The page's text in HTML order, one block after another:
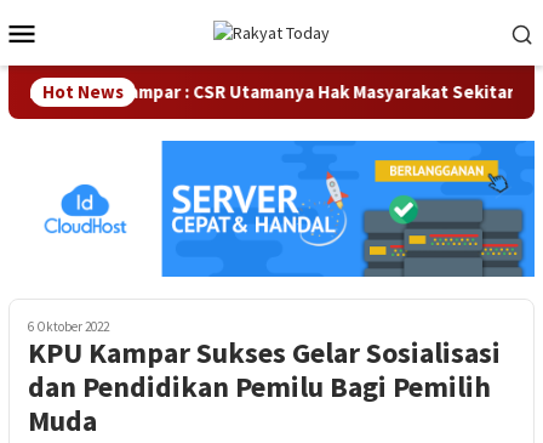
ke
kontenMobile
Hot News
DPRD Kampar : CSR Utamanya Hak Masyarakat Sekitar
6 Oktober 2022
KPU Kampar Sukses Gelar Sosialisasi
dan Pendidikan Pemilu Bagi Pemilih
Muda